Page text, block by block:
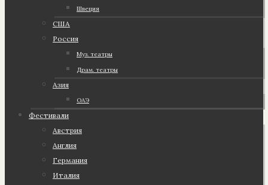
Швеция
США
Россия
Муз. театры
Драм. театры
Азия
ОАЭ
Фестивали
Австрия
Англия
Германия
Италия